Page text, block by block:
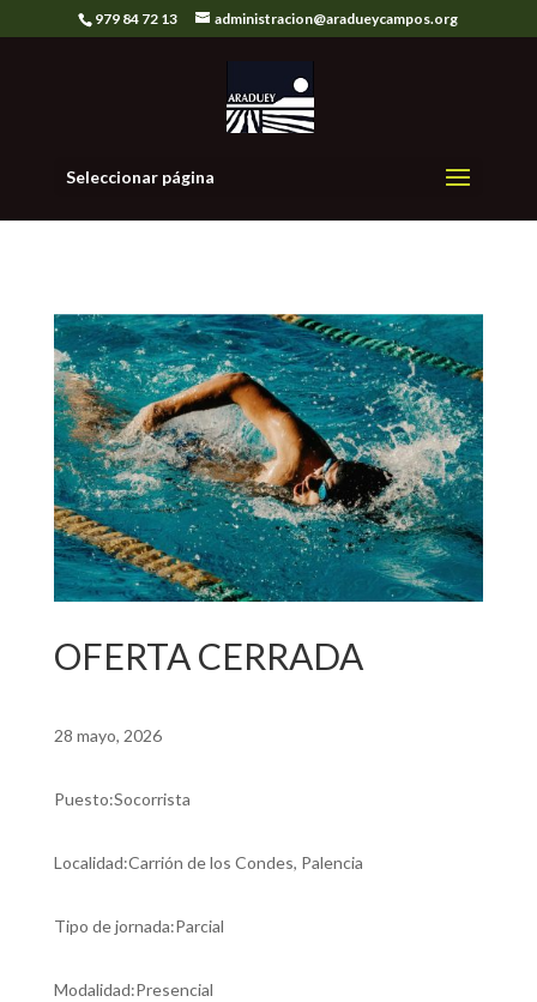
979 84 72 13 administracion@aradueycampos.org
Seleccionar página
OFERTA CERRADA
28 mayo, 2026
Puesto:Socorrista
Localidad:Carrión de los Condes, Palencia
Tipo de jornada:Parcial
Modalidad:Presencial